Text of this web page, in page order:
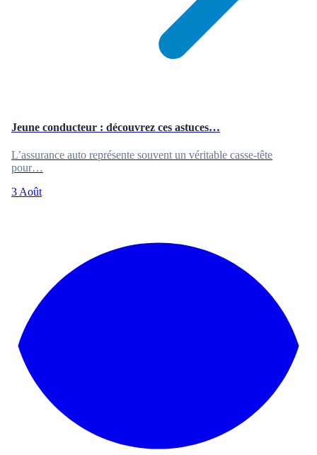
Jeune conducteur : découvrez ces astuces…
L’assurance auto représente souvent un véritable casse-tête
pour…
3 Août